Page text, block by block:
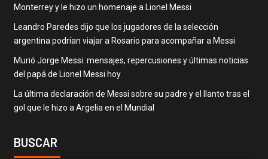
Monterrey y le hizo un homenaje a Lionel Messi
Leandro Paredes dijo que los jugadores de la selección
argentina podrían viajar a Rosario para acompañar a Messi
Murió Jorge Messi: mensajes, repercusiones y últimas noticias
del papá de Lionel Messi hoy
La última declaración de Messi sobre su padre y el llanto tras el
gol que le hizo a Argelia en el Mundial
BUSCAR